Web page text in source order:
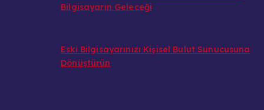
Bilgisayarın Geleceği
Eski Bilgisayarınızı Kişisel Bulut Sunucusuna
Dönüştürün